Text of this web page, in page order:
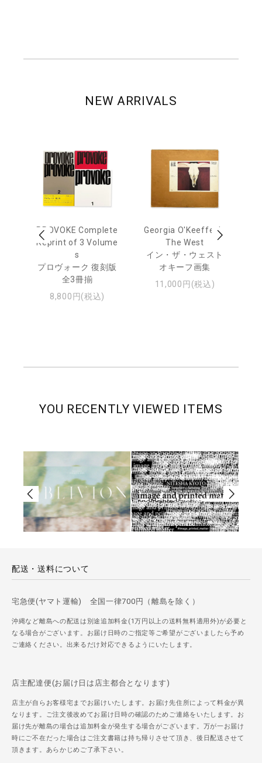
NEW ARRIVALS
PROVOKE Complete
Reprint of 3 Volume
s
プロヴォーク 復刻版
全3冊揃
8,800円(税込)
Georgia O'Keeffe: In
The West
イン・ザ・ウェスト
オキーフ画集
11,000円(税込)
YOU RECENTLY VIEWED ITEMS
配送・送料について
宅急便(ヤマト運輸) 全国一律700円（離島を除く）
沖縄など離島への配送は別途追加料金(1万円以上の送料無料適用外)が必要と
なる場合がございます。お届け日時のご指定等ご希望がございましたら予め
ご連絡ください。出来るだけ対応できるようにいたします。
店主配達便(お届け日は店主都合となります)
店主が自らお客様宅までお届けいたします。お届け先住所によって料金が異
なります。ご注文後改めてお届け日時の確認のためご連絡をいたします。お
届け先が離島の場合は追加料金が発生する場合がございます。万が一お届け
時にご不在だった場合はご注文書籍は持ち帰りさせて頂き、後日配送させて
頂きます。あらかじめご了承下さい。